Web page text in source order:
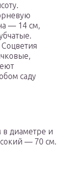
— 14 см,
саду
в диаметре и
— 70 см.